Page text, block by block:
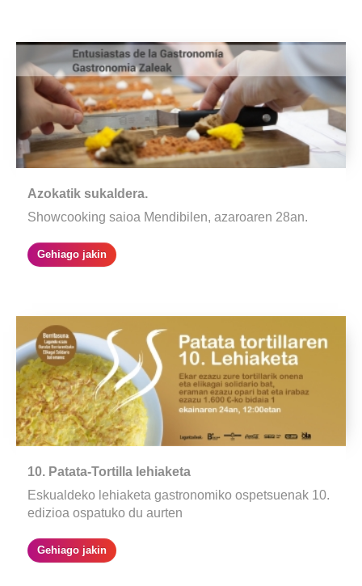
Azokatik sukaldera.
Showcooking saioa Mendibilen, azaroaren 28an.
Gehiago jakin
10. Patata-Tortilla lehiaketa
Eskualdeko lehiaketa gastronomiko ospetsuenak 10.
edizioa ospatuko du aurten
Gehiago jakin